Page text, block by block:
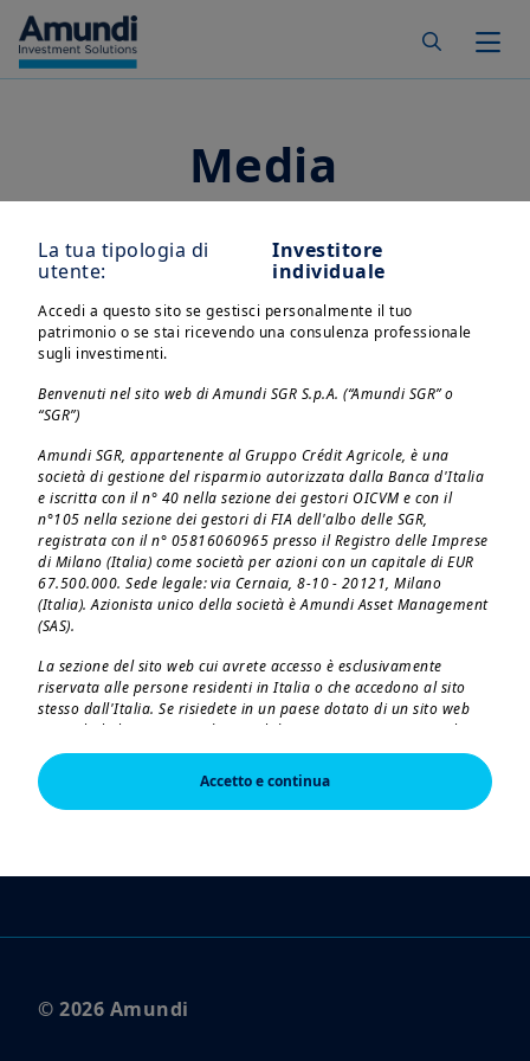
Skip to main content
Media
La tua tipologia di
utente:
Investitore
individuale
Accedi a questo sito se gestisci personalmente il tuo
patrimonio o se stai ricevendo una consulenza professionale
sugli investimenti.
Benvenuti nel sito web di Amundi SGR S.p.A. (“Amundi SGR” o
“SGR”)
Amundi SGR, appartenente al Gruppo Crédit Agricole, è una
società di gestione del risparmio autorizzata dalla Banca d'Italia
e iscritta con il n° 40 nella sezione dei gestori OICVM e con il
n°105 nella sezione dei gestori di FIA dell'albo delle SGR,
registrata con il n° 05816060965 presso il Registro delle Imprese
di Milano (Italia) come società per azioni con un capitale di EUR
67.500.000. Sede legale: via Cernaia, 8-10 - 20121, Milano
(Italia). Azionista unico della società è Amundi Asset Management
(SAS).
La sezione del sito web cui avrete accesso è esclusivamente
riservata alle persone residenti in Italia o che accedono al sito
stesso dall'Italia. Se risiedete in un paese dotato di un sito web
Amundi dedicato, vi preghiamo di lasciare questa pagina e di
connettervi a tale sito.
L'accesso, la consultazione e l'utilizzo delle pagine del sito
implicano l'accettazione da parte dell'utilizzatore dei contenuti
contenuto del presente sito web - inclusi i dati, le notizie, le
laddove non altrimenti precisato, sono soggetti alle condizioni
licenza o diritto di utilizzo; sono pertanto vietati la registrazione
Accetto e continua
Contatti
Note legali
Amundi in Italia
© 2026 Amundi